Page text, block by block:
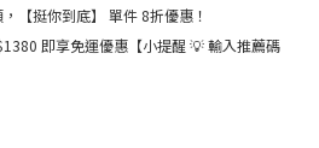
【挺你到底】 單件 8折優惠！
即享免運優惠【小提醒 💡 輸入推薦碼